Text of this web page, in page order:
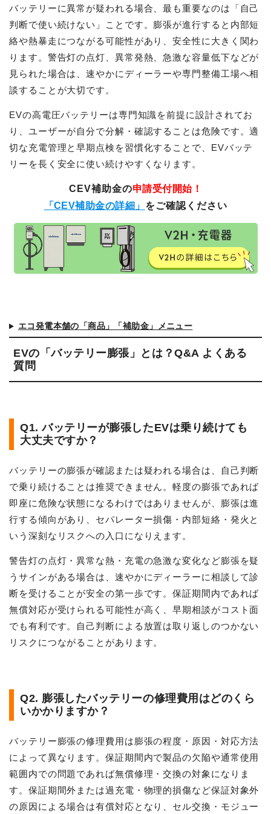
バッテリーに異常が疑われる場合、最も重要なのは「自己
判断で使い続けない」ことです。膨張が進行すると内部短
絡や熱暴走につながる可能性があり、安全性に大きく関わ
ります。警告灯の点灯、異常発熱、急激な容量低下などが
見られた場合は、速やかにディーラーや専門整備工場へ相
談することが大切です。
EVの高電圧バッテリーは専門知識を前提に設計されてお
り、ユーザーが自分で分解・確認することは危険です。適
切な充電管理と早期点検を習慣化することで、EVバッテ
リーを長く安全に使い続けやすくなります。
CEV補助金の申請受付開始！
「CEV補助金の詳細」 をご確認ください
エコ発電本舗の「商品」「補助金」メニュー
EVの「バッテリー膨張」とは？Q&A よくある
質問
Q1. バッテリーが膨張したEVは乗り続けても
大丈夫ですか？
バッテリーの膨張が確認または疑われる場合は、自己判断
で乗り続けることは推奨できません。軽度の膨張であれば
即座に危険な状態になるわけではありませんが、膨張は進
行する傾向があり、セパレーター損傷・内部短絡・発火と
いう深刻なリスクへの入口になりえます。
警告灯の点灯・異常な熱・充電の急激な変化など膨張を疑
うサインがある場合は、速やかにディーラーに相談して診
断を受けることが安全の第一歩です。保証期間内であれば
無償対応が受けられる可能性が高く、早期相談がコスト面
でも有利です。自己判断による放置は取り返しのつかない
リスクにつながることがあります。
Q2. 膨張したバッテリーの修理費用はどのくら
いかかりますか？
バッテリー膨張の修理費用は膨張の程度・原因・対応方法
によって異なります。保証期間内で製品の欠陥や通常使用
範囲内での問題であれば無償修理・交換の対象になりま
す。保証期間外または過充電・物理的損傷など保証対象外
の原因による場合は有償対応となり、セル交換・モジュー